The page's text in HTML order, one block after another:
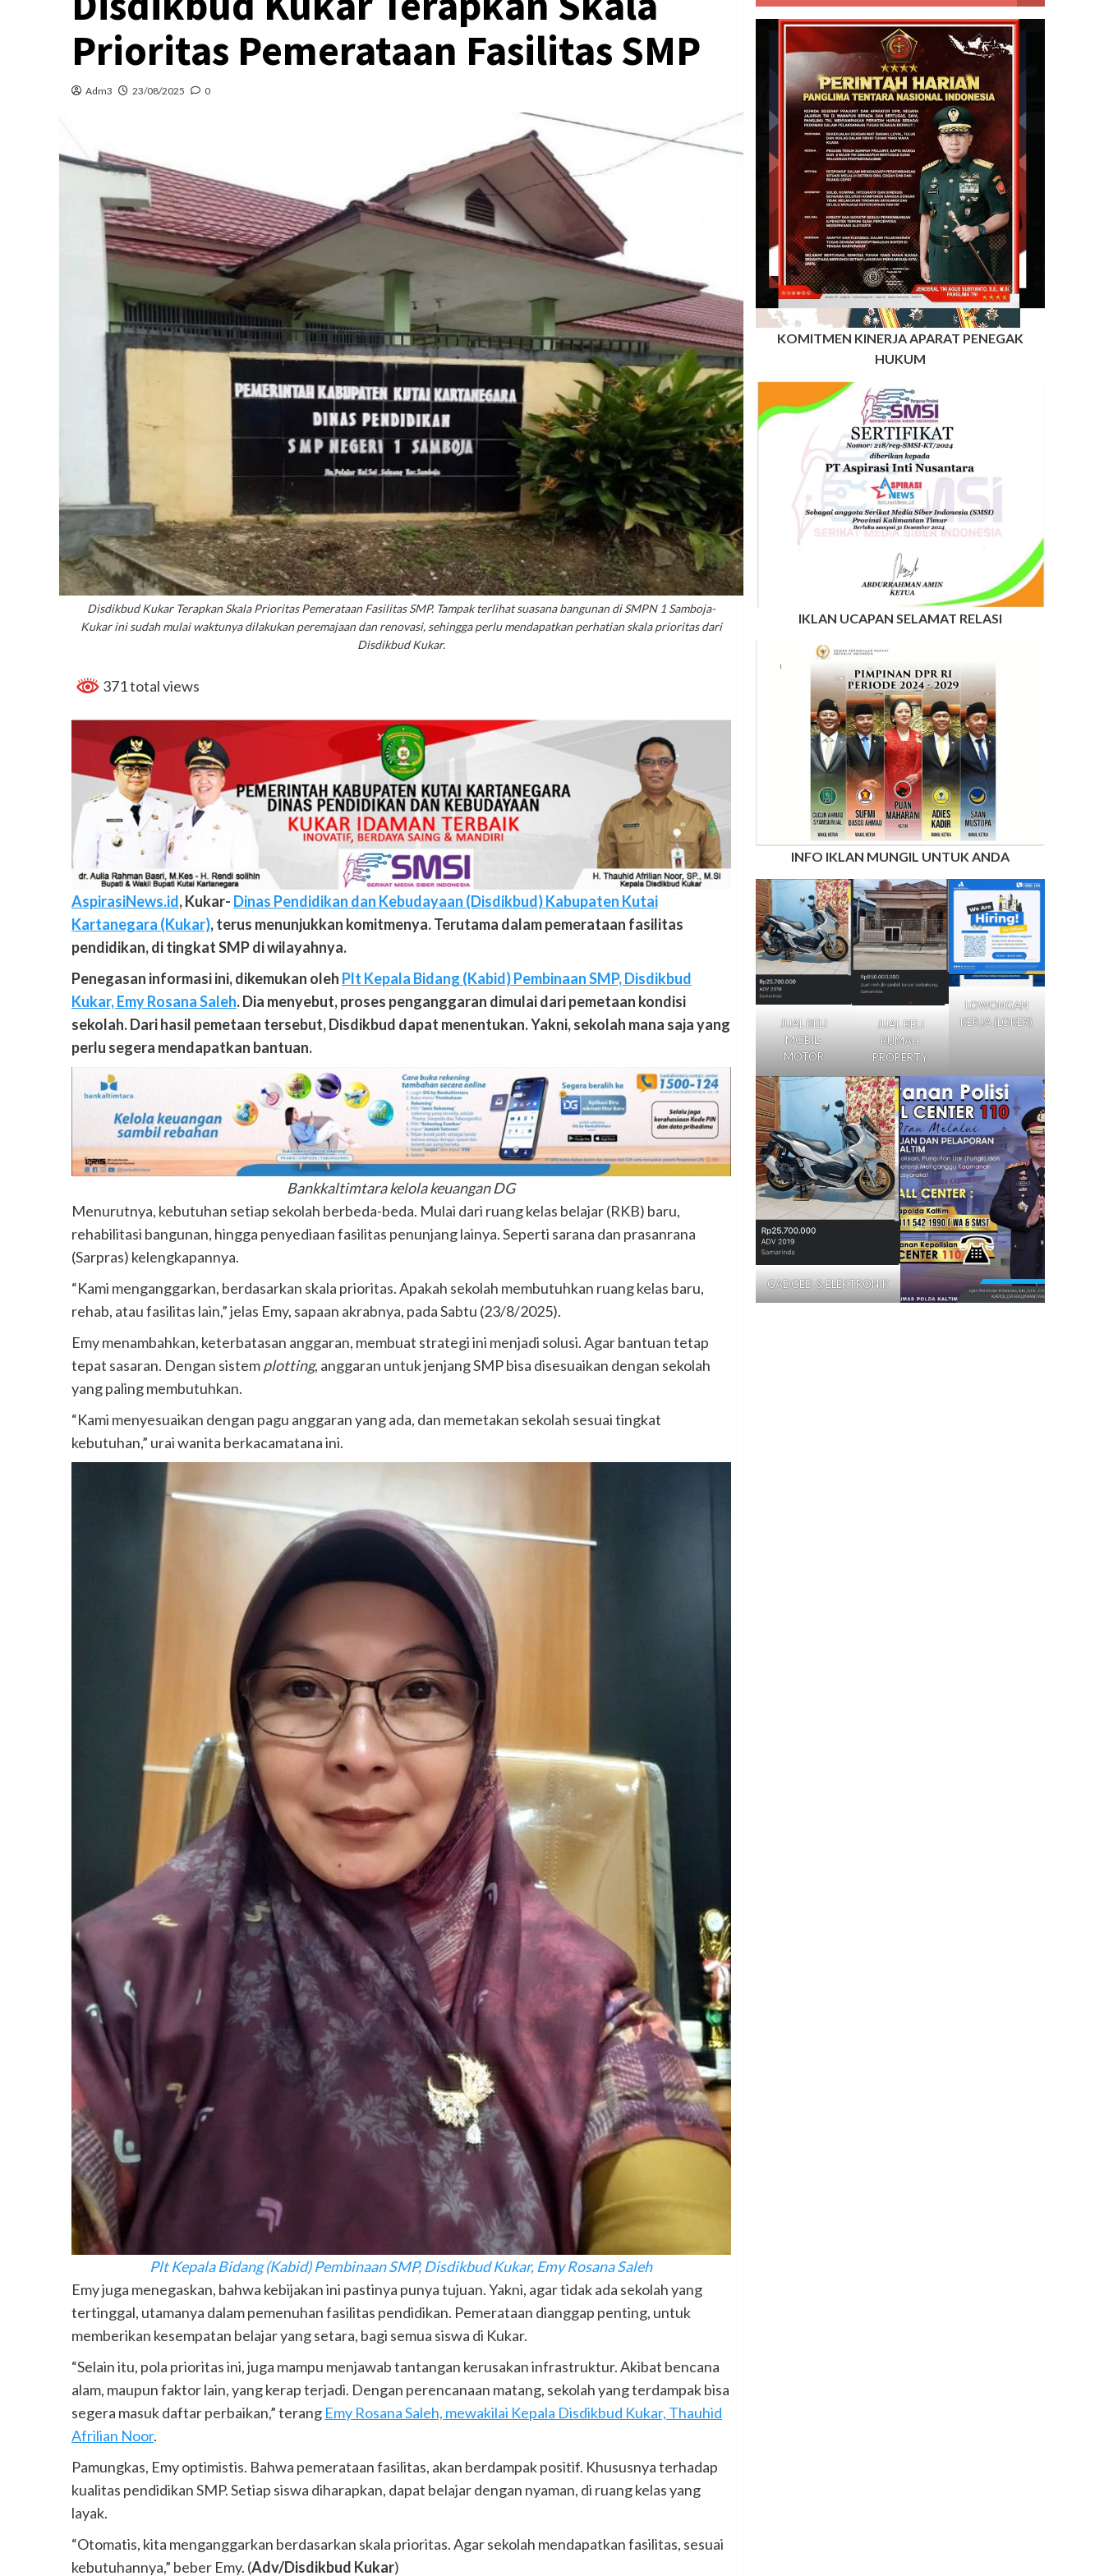
Prioritas Pemerataan Fasilitas SMP
Adm3 23/08/2025 0
Disdikbud Kukar Terapkan Skala Prioritas Pemerataan Fasilitas SMP. Tampak terlihat suasana bangunan di SMPN 1 Samboja-
Kukar ini sudah mulai waktunya dilakukan peremajaan dan renovasi, sehingga perlu mendapatkan perhatian skala prioritas dari
Disdikbud Kukar.
371 total views
AspirasiNews.id, Kukar- Dinas Pendidikan dan Kebudayaan (Disdikbud) Kabupaten Kutai
Kartanegara (Kukar), terus menunjukkan komitmenya. Terutama dalam pemerataan fasilitas
pendidikan, di tingkat SMP di wilayahnya.
Penegasan informasi ini, dikemukan oleh Plt Kepala Bidang (Kabid) Pembinaan SMP, Disdikbud
Kukar, Emy Rosana Saleh. Dia menyebut, proses penganggaran dimulai dari pemetaan kondisi
sekolah. Dari hasil pemetaan tersebut, Disdikbud dapat menentukan. Yakni, sekolah mana saja yang
perlu segera mendapatkan bantuan.
Bankkaltimtara kelola keuangan DG
Menurutnya, kebutuhan setiap sekolah berbeda-beda. Mulai dari ruang kelas belajar (RKB) baru,
rehabilitasi bangunan, hingga penyediaan fasilitas penunjang lainya. Seperti sarana dan prasanrana
(Sarpras) kelengkapannya.
“Kami menganggarkan, berdasarkan skala prioritas. Apakah sekolah membutuhkan ruang kelas baru,
rehab, atau fasilitas lain,” jelas Emy, sapaan akrabnya, pada Sabtu (23/8/2025).
Emy menambahkan, keterbatasan anggaran, membuat strategi ini menjadi solusi. Agar bantuan tetap
tepat sasaran. Dengan sistemplotting, anggaran untuk jenjang SMP bisa disesuaikan dengan sekolah
yang paling membutuhkan.
“Kami menyesuaikan dengan pagu anggaran yang ada, dan memetakan sekolah sesuai tingkat
kebutuhan,” urai wanita berkacamatana ini.
Plt Kepala Bidang (Kabid) Pembinaan SMP, Disdikbud Kukar, Emy Rosana Saleh
Emy juga menegaskan, bahwa kebijakan ini pastinya punya tujuan. Yakni, agar tidak ada sekolah yang
tertinggal, utamanya dalam pemenuhan fasilitas pendidikan. Pemerataan dianggap penting, untuk
memberikan kesempatan belajar yang setara, bagi semua siswa di Kukar.
“Selain itu, pola prioritas ini, juga mampu menjawab tantangan kerusakan infrastruktur. Akibat bencana
alam, maupun faktor lain, yang kerap terjadi. Dengan perencanaan matang, sekolah yang terdampak bisa
segera masuk daftar perbaikan,” terang Emy Rosana Saleh, mewakilai Kepala Disdikbud Kukar, Thauhid
Afrilian Noor.
Pamungkas, Emy optimistis. Bahwa pemerataan fasilitas, akan berdampak positif. Khususnya terhadap
kualitas pendidikan SMP. Setiap siswa diharapkan, dapat belajar dengan nyaman, di ruang kelas yang
layak.
“Otomatis, kita menganggarkan berdasarkan skala prioritas. Agar sekolah mendapatkan fasilitas, sesuai
kebutuhannya,” beber Emy. (Adv/Disdikbud Kukar)
KOMITMEN KINERJA APARAT PENEGAK
HUKUM
IKLAN UCAPAN SELAMAT RELASI
INFO IKLAN MUNGIL UNTUK ANDA
JUAL BELI
MOBIL-
MOTOR
JUAL BELI
RUMAH
PROPERTY
LOWONGAN
KERJA (LOKER)
GADGED & ELEKTRONIK